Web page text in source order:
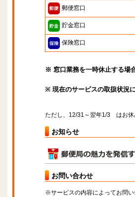
郵便窓口
貯金窓口
保険窓口
※ 窓口業務を一時休止する場
※ 現在のサービスの取扱状況
ただし、12/31～翌年1/3 はお休
お知らせ
お問い合わせ
※サービスの内容によってお問